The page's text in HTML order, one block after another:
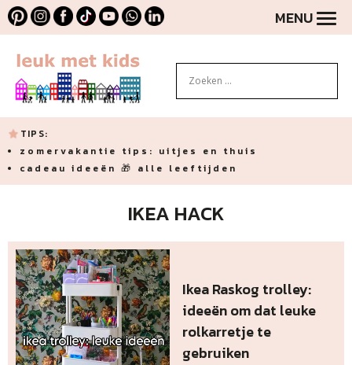
MENU
TIPS:
zomervakantie tips: uitjes en thuis
cadeau ideeën 🎁 alle leeftijden
IKEA HACK
Ikea Raskog trolley:
ideeën om dat leuke
rolkarretje te
gebruiken